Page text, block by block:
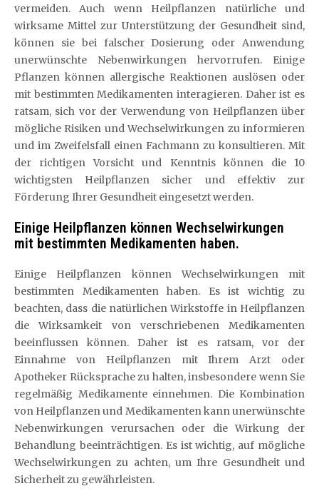
vermeiden. Auch wenn Heilpflanzen natürliche und
wirksame Mittel zur Unterstützung der Gesundheit sind,
können sie bei falscher Dosierung oder Anwendung
unerwünschte Nebenwirkungen hervorrufen. Einige
Pflanzen können allergische Reaktionen auslösen oder
mit bestimmten Medikamenten interagieren. Daher ist es
ratsam, sich vor der Verwendung von Heilpflanzen über
mögliche Risiken und Wechselwirkungen zu informieren
und im Zweifelsfall einen Fachmann zu konsultieren. Mit
der richtigen Vorsicht und Kenntnis können die 10
wichtigsten Heilpflanzen sicher und effektiv zur
Förderung Ihrer Gesundheit eingesetzt werden.
Einige Heilpflanzen können Wechselwirkungen
mit bestimmten Medikamenten haben.
Einige Heilpflanzen können Wechselwirkungen mit
bestimmten Medikamenten haben. Es ist wichtig zu
beachten, dass die natürlichen Wirkstoffe in Heilpflanzen
die Wirksamkeit von verschriebenen Medikamenten
beeinflussen können. Daher ist es ratsam, vor der
Einnahme von Heilpflanzen mit Ihrem Arzt oder
Apotheker Rücksprache zu halten, insbesondere wenn Sie
regelmäßig Medikamente einnehmen. Die Kombination
von Heilpflanzen und Medikamenten kann unerwünschte
Nebenwirkungen verursachen oder die Wirkung der
Behandlung beeinträchtigen. Es ist wichtig, auf mögliche
Wechselwirkungen zu achten, um Ihre Gesundheit und
Sicherheit zu gewährleisten.